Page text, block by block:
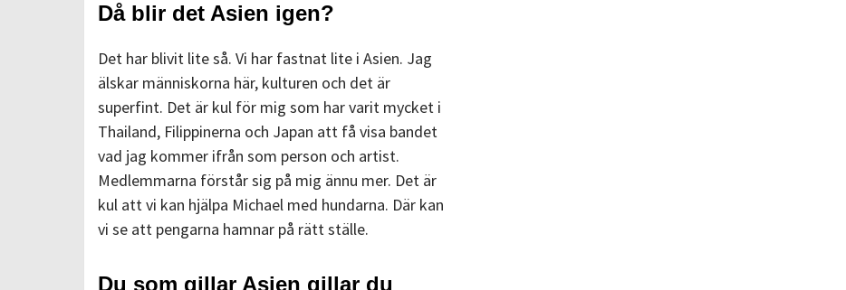
Då blir det Asien igen?
Det har blivit lite så. Vi har fastnat lite i Asien. Jag
älskar människorna här, kulturen och det är
superfint. Det är kul för mig som har varit mycket i
Thailand, Filippinerna och Japan att få visa bandet
vad jag kommer ifrån som person och artist.
Medlemmarna förstår sig på mig ännu mer. Det är
kul att vi kan hjälpa Michael med hundarna. Där kan
vi se att pengarna hamnar på rätt ställe.
Du som gillar Asien gillar du